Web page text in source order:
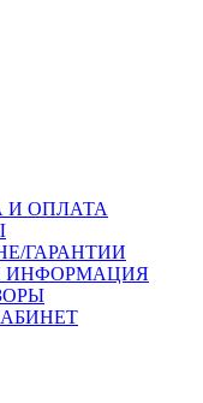
И ОПЛАТА
ГАРАНТИИ
ИНФОРМАЦИЯ